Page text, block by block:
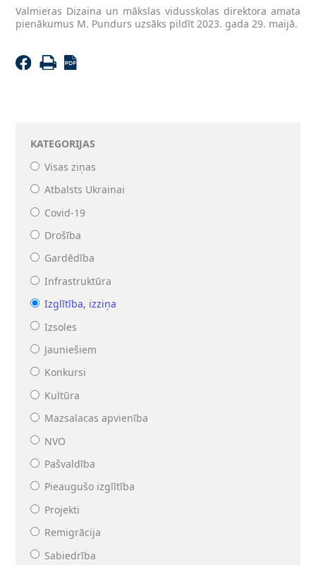
KATEGORIJAS
Visas ziņas
Atbalsts Ukrainai
Covid-19
Drošība
Gardēdība
Infrastruktūra
Izglītība, izziņa
Izsoles
Jauniešiem
Konkursi
Kultūra
Mazsalacas apvienība
NVO
Pašvaldība
Pieaugušo izglītība
Projekti
Remigrācija
Sabiedrība
Valmieras Dizaina un mākslas vidusskolas direktora amata
pienākumus M. Pundurs uzsāks pildīt 2023. gada 29. maijā.